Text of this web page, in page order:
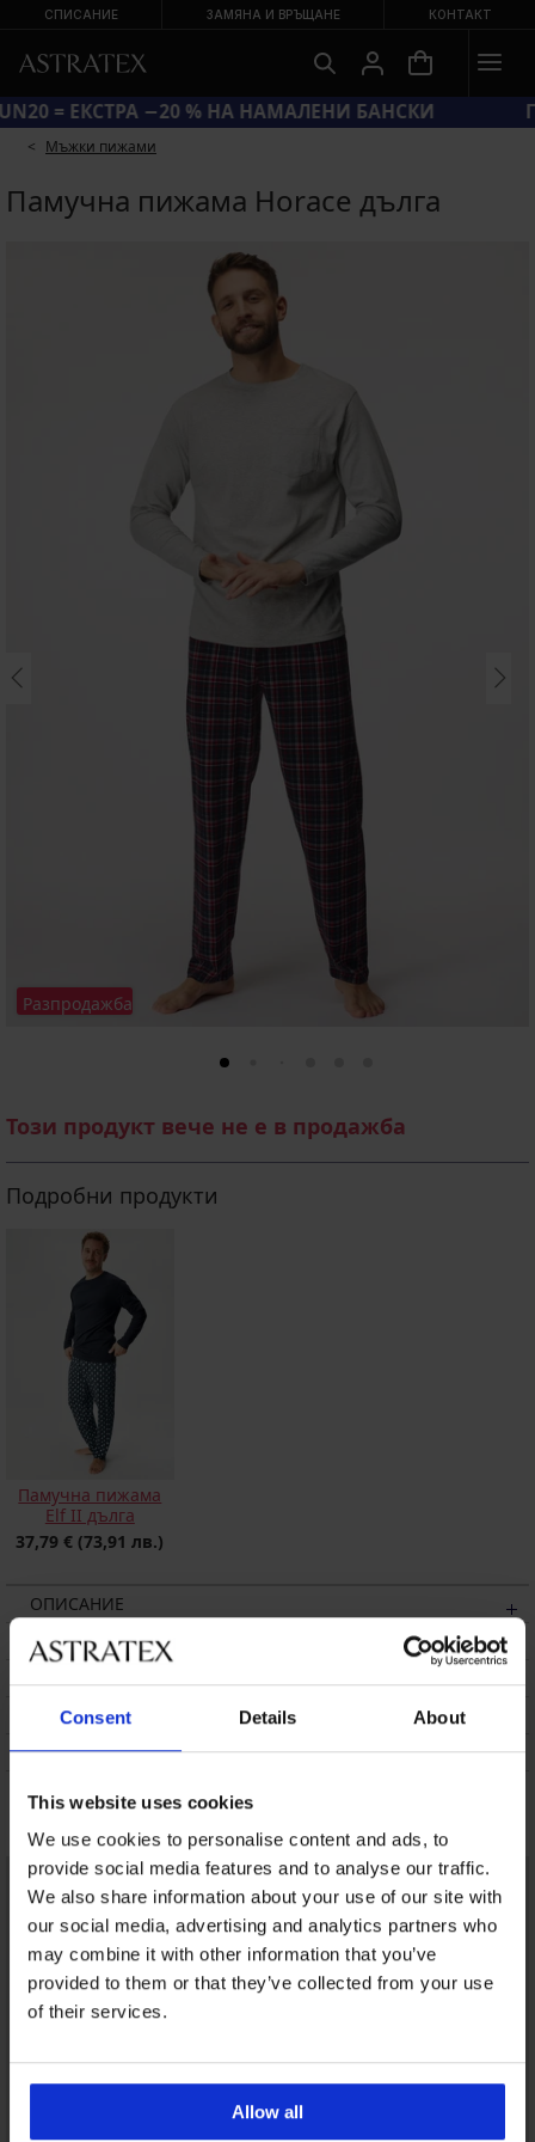
Consent Details About
This website uses cookies
We use cookies to personalise content and ads, to
provide social media features and to analyse our traffic.
We also share information about your use of our site with
our social media, advertising and analytics partners who
may combine it with other information that you’ve
provided to them or that they’ve collected from your use
of their services.
Allow all
СПИСАНИЕ ЗАМЯНА И ВРЪЩАНЕ КОНТАКТ
КОД SUN20 = ЕКСТРА −20 % НА НАМАЛЕНИ БАНСКИ
Мъжки пижами
Памучна пижама Horace дълга
Разпродажба
Този продукт вече не е в продажба
Подробни продукти
Памучна пижама
Elf II дълга
37,79 € (73,91 лв.)
ОПИСАНИЕ
ТРАНСПОРТ И ПЛАЩАНЕ
ПОДДРЪЖКА И ПРАНЕ
ЗА МАРКАТА
Може да ви хареса